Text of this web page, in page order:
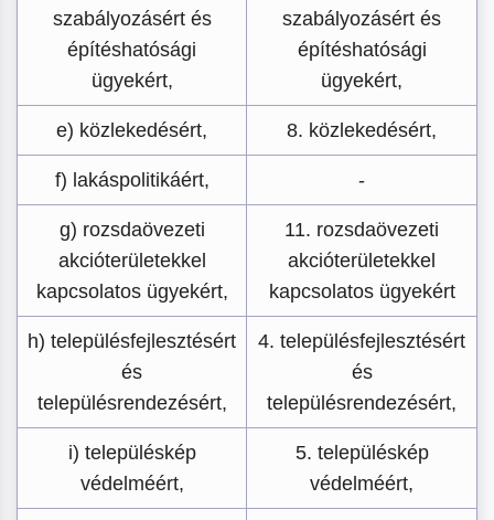
szabályozásért és
építéshatósági
ügyekért,
szabályozásért és
építéshatósági
ügyekért,
e) közlekedésért, 8. közlekedésért,
f) lakáspolitikáért, -
g) rozsdaövezeti
akcióterületekkel
kapcsolatos ügyekért,
11. rozsdaövezeti
akcióterületekkel
kapcsolatos ügyekért
h) településfejlesztésért
és
településrendezésért,
4. településfejlesztésért
és
településrendezésért,
i) településkép
védelméért,
5. településkép
védelméért,